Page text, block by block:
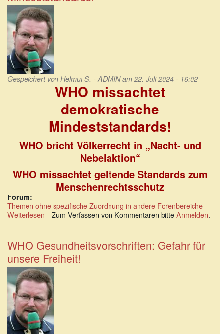
Aufklärung
Gespeichert von Helmut S. - ADMINam 22. Juli 2024 - 16:02
WHO missachtet
demokratische
Mindeststandards!
WHO bricht Völkerrecht in „Nacht- und
Nebelaktion“
WHO missachtet geltende Standards zum
Menschenrechtsschutz
Forum:
Themen ohne spezifische Zuordnung in andere Forenbereiche
Weiterlesen über
missachtet
demokratische
Mindeststandards!
Zum Verfassen von Kommentaren bitteAnmelden.
WHO Gesundheitsvorschriften: Gefahr für
unsere Freiheit!